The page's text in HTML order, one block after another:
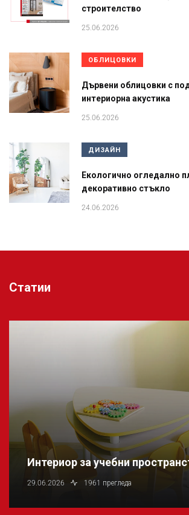
строителство
25.06.2026
ОБЛИЦОВКИ
Дървени облицовки с
интериорна акустика
25.06.2026
ДИЗАЙН
Екологично огледално
декоративно стъкло
24.06.2026
Статии
Интериор за учебни
29.06.2026 1961 прегледа